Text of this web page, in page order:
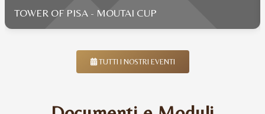
TOWER OF PISA - MOUTAI CUP
TUTTI I NOSTRI EVENTI